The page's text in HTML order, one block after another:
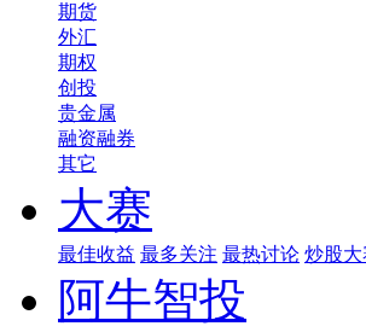
期货
外汇
期权
创投
贵金属
融资融券
其它
大赛
最佳收益 最多关注 最热讨论 炒股大
阿牛智投